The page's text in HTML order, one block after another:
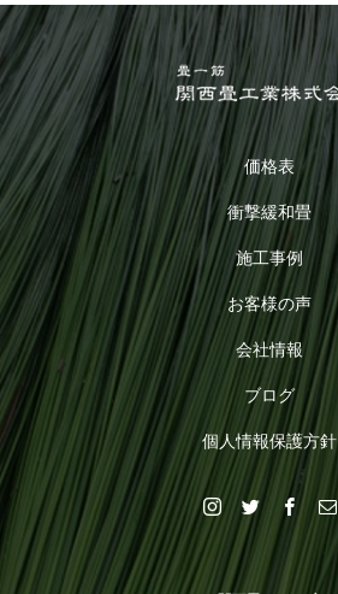
価格表
衝撃緩和畳
施工事例
お客様の声
会社情報
ブログ
個人情報保護方針